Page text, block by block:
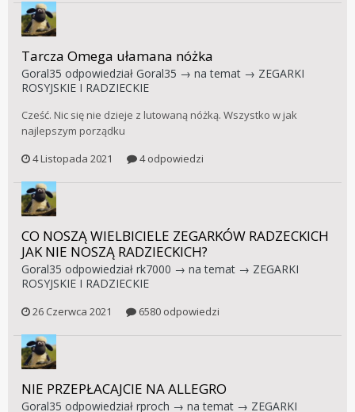
Tarcza Omega ułamana nóżka
Goral35 odpowiedział Goral35 → na temat → ZEGARKI
ROSYJSKIE I RADZIECKIE
Cześć. Nic się nie dzieje z lutowaną nóżką. Wszystko w jak
najlepszym porządku
4 Listopada 2021
4 odpowiedzi
CO NOSZĄ WIELBICIELE ZEGARKÓW RADZECKICH
JAK NIE NOSZĄ RADZIECKICH?
Goral35 odpowiedział rk7000 → na temat → ZEGARKI
ROSYJSKIE I RADZIECKIE
26 Czerwca 2021 6580 odpowiedzi
NIE PRZEPŁACAJCIE NA ALLEGRO
Goral35 odpowiedział rproch → na temat → ZEGARKI